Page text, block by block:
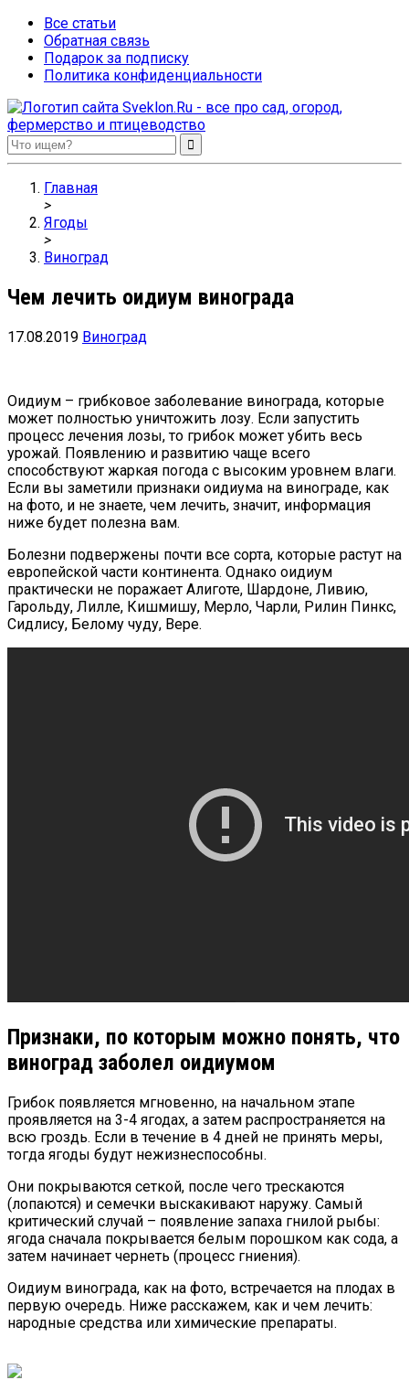
Все статьи
Обратная связь
Подарок за подписку
Политика конфиденциальности
Sveklon.Ru – все про сад, огород, фермерство и птицеводство
Главная
>
Ягоды
>
Виноград
Чем лечить оидиум винограда
17.08.2019 Виноград
Оидиум – грибковое заболевание винограда, которые
может полностью уничтожить лозу. Если запустить
процесс лечения лозы, то грибок может убить весь
урожай. Появлению и развитию чаще всего
способствуют жаркая погода с высоким уровнем влаги.
Если вы заметили признаки оидиума на винограде, как
на фото, и не знаете, чем лечить, значит, информация
ниже будет полезна вам.
Болезни подвержены почти все сорта, которые растут на
европейской части континента. Однако оидиум
практически не поражает Алиготе, Шардоне, Ливию,
Гарольду, Лилле, Кишмишу, Мерло, Чарли, Рилин Пинкс,
Сидлису, Белому чуду, Вере.
Признаки, по которым можно понять, что
виноград заболел оидиумом
Грибок появляется мгновенно, на начальном этапе
проявляется на 3-4 ягодах, а затем распространяется на
всю гроздь. Если в течение в 4 дней не принять меры,
тогда ягоды будут нежизнеспособны.
Они покрываются сеткой, после чего трескаются
(лопаются) и семечки выскакивают наружу. Самый
критический случай – появление запаха гнилой рыбы:
ягода сначала покрывается белым порошком как сода, а
затем начинает чернеть (процесс гниения).
Оидиум винограда, как на фото, встречается на плодах в
первую очередь. Ниже расскажем, как и чем лечить:
народные средства или химические препараты.